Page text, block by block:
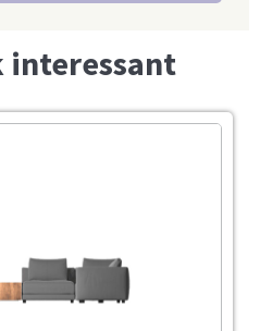
interessant